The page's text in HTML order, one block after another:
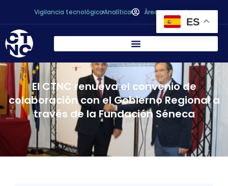
Vigilancia tecnológicaAnalítica Área personal
El CTNC renueva el convenio de
colaboración con el Gobierno Regional a
través de la Fundación Séneca
ES